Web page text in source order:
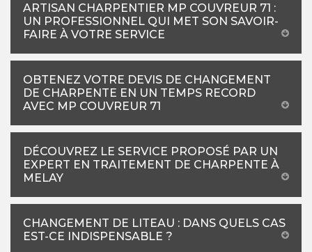
ARTISAN CHARPENTIER MP COUVREUR 71 :
UN PROFESSIONNEL QUI MET SON SAVOIR-
FAIRE À VOTRE SERVICE
OBTENEZ VOTRE DEVIS DE CHANGEMENT
DE CHARPENTE EN UN TEMPS RECORD
AVEC MP COUVREUR 71
DÉCOUVREZ LE SERVICE PROPOSÉ PAR UN
EXPERT EN TRAITEMENT DE CHARPENTE À
MELAY
CHANGEMENT DE LITEAU : DANS QUELS CAS
EST-CE INDISPENSABLE ?